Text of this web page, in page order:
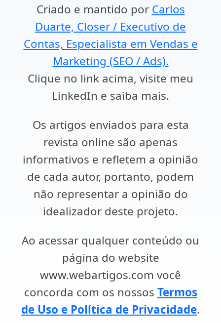
Criado e mantido por Carlos
Duarte, Closer / Executivo de
Contas, Especialista em Vendas e
Marketing (SEO / Ads).
Clique no link acima, visite meu
LinkedIn e saiba mais.
Os artigos enviados para esta
revista online são apenas
informativos e refletem a opinião
de cada autor, portanto, podem
não representar a opinião do
idealizador deste projeto.
Ao acessar qualquer conteúdo ou
página do website
www.webartigos.com você
concorda com os nossos Termos
de Uso e Política de Privacidade.